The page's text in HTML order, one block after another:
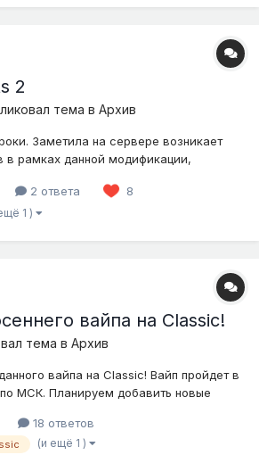
2
тема в Архив
Заметила на сервере возникает
в рамках данной модификации,
всегда хотел себе огнедышащего
Собственно как же нам
2 ответа 8
1 )
вайпа на Classic!
тема в Архив
вайпа на Classic! Вайп пройдет в
МСК. Планируем добавить новые
minecraft/mc-mods/roguelike-
Caves https://www.curseforge.com...
18 ответов
(и ещё 1 )